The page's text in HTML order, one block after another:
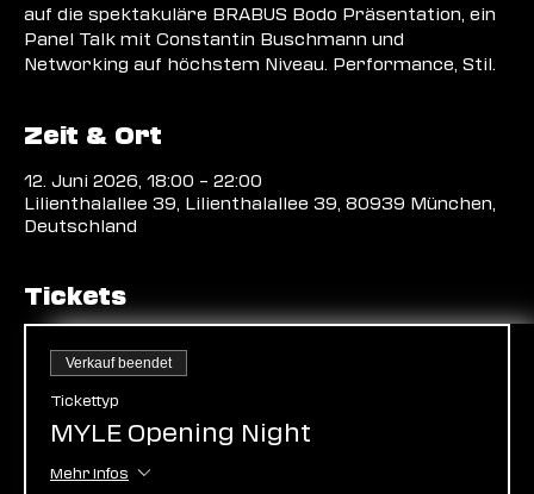
auf die spektakuläre BRABUS Bodo Präsentation, ein
Panel Talk mit Constantin Buschmann und
Networking auf höchstem Niveau. Performance, Stil.
Zeit & Ort
12. Juni 2026, 18:00 – 22:00
Lilienthalallee 39, Lilienthalallee 39, 80939 München,
Deutschland
Tickets
Verkauf beendet
Tickettyp
MYLE Opening Night
Mehr Infos